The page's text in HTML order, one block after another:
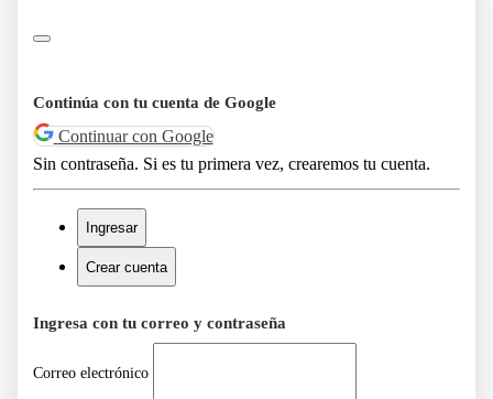
Continúa con tu cuenta de Google
Continuar con Google
Sin contraseña. Si es tu primera vez, crearemos tu cuenta.
Ingresar
Crear cuenta
Ingresa con tu correo y contraseña
Correo electrónico